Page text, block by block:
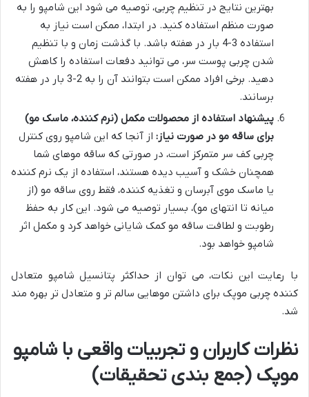
بهترین نتایج در تنظیم چربی، توصیه می شود این شامپو را به
صورت منظم استفاده کنید. در ابتدا، ممکن است نیاز به
استفاده 3-4 بار در هفته باشد. با گذشت زمان و با تنظیم
شدن چربی پوست سر، می توانید دفعات استفاده را کاهش
دهید. برخی افراد ممکن است بتوانند آن را به 2-3 بار در هفته
برسانند.
پیشنهاد استفاده از محصولات مکمل (نرم کننده، ماسک مو)
برای ساقه مو در صورت نیاز: از آنجا که این شامپو روی کنترل
چربی کف سر متمرکز است، در صورتی که ساقه موهای شما
همچنان خشک و آسیب دیده هستند، استفاده از یک نرم کننده
یا ماسک موی آبرسان و تغذیه کننده، فقط روی ساقه مو (از
میانه تا انتهای مو)، بسیار توصیه می شود. این کار به حفظ
رطوبت و لطافت ساقه مو کمک شایانی خواهد کرد و مکمل اثر
شامپو خواهد بود.
با رعایت این نکات، می توان از حداکثر پتانسیل شامپو متعادل
کننده چربی موپک برای داشتن موهایی سالم تر و متعادل تر بهره مند
شد.
نظرات کاربران و تجربیات واقعی با شامپو
موپک (جمع بندی تحقیقات)